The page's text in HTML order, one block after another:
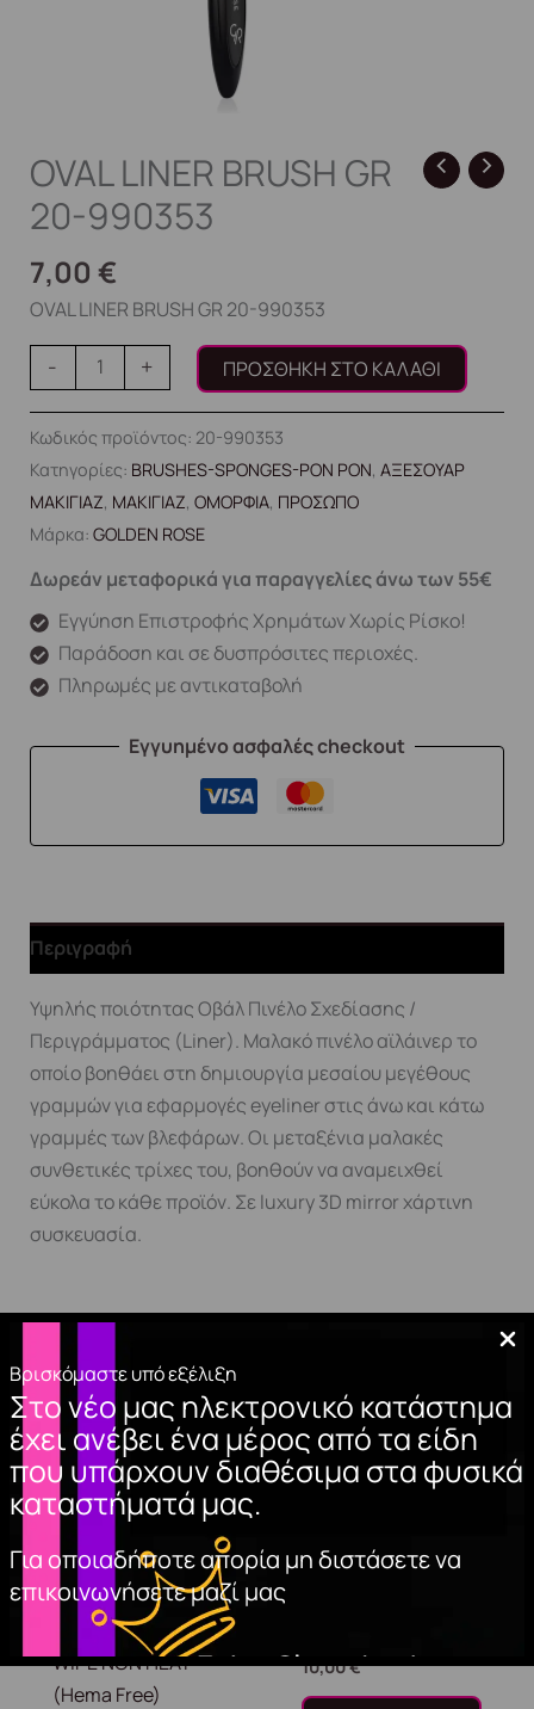
Βρισκόμαστε υπό εξέλιξη
Στο νέο μας ηλεκτρονικό κατάστημα
έχει ανέβει ένα μέρος από τα είδη
που υπάρχουν διαθέσιμα στα φυσικά
καταστήματά μας.
Για οποιαδήποτε απορία μη διστάσετε να
επικοινωνήσετε μαζί μας
OVAL LINER BRUSH GR
20-990353
7,00 €
OVAL LINER BRUSH GR 20-990353
- + ΠΡΟΣΘΉΚΗ ΣΤΟ ΚΑΛΆΘΙ
Κωδικός προϊόντος: 20-990353
Κατηγορίες: BRUSHES-SPONGES-PON PON, ΑΞΕΣΟΥΑΡ
ΜΑΚΙΓΙΑΖ, ΜΑΚΙΓΙΑΖ, ΟΜΟΡΦΙΑ, ΠΡΟΣΩΠΟ
Μάρκα: GOLDEN ROSE
Δωρεάν μεταφορικά για παραγγελίες άνω των 55€
Εγγύηση Επιστροφής Χρημάτων Χωρίς Ρίσκο!
Παράδοση και σε δυσπρόσιτες περιοχές.
Πληρωμές με αντικαταβολή
Εγγυημένο ασφαλές checkout
Περιγραφή
Υψηλής ποιότητας Οβάλ Πινέλο Σχεδίασης /
Περιγράμματος (Liner). Μαλακό πινέλο αϊλάινερ το
οποίο βοηθάει στη δημιουργία μεσαίου μεγέθους
γραμμών για εφαρμογές eyeliner στις άνω και κάτω
γραμμές των βλεφάρων. Οι μεταξένια μαλακές
συνθετικές τρίχες του, βοηθούν να αναμειχθεί
εύκολα το κάθε προϊόν. Σε luxury 3D mirror χάρτινη
συσκευασία.
TOP COAT NON
WIPE NON HEAT
(Hema Free)
10,00€